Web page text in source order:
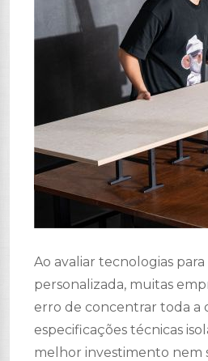
Ao avaliar tecnologias
personalizada, muitas
erro de concentrar toda a
especificações técnicas
melhor investimento nem